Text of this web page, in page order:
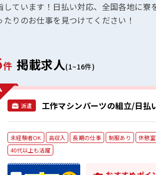
お問い合わせ
しています！日払い対応、全国各地に
たりのお仕事を見つけてください！
件 掲載求人(1~16件)
派遣 工作マシンパーツの組立/日払
未経験者OK 高収入 長期の仕事 制服あり 休憩
40代以上も活躍